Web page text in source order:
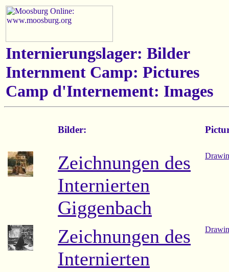
Internierungslager: Bilder
Internment Camp: Pictures
Camp d'Internement: Images
Bilder:
Zeichnungen des
Internierten
Giggenbach
Zeichnungen des
Internierten